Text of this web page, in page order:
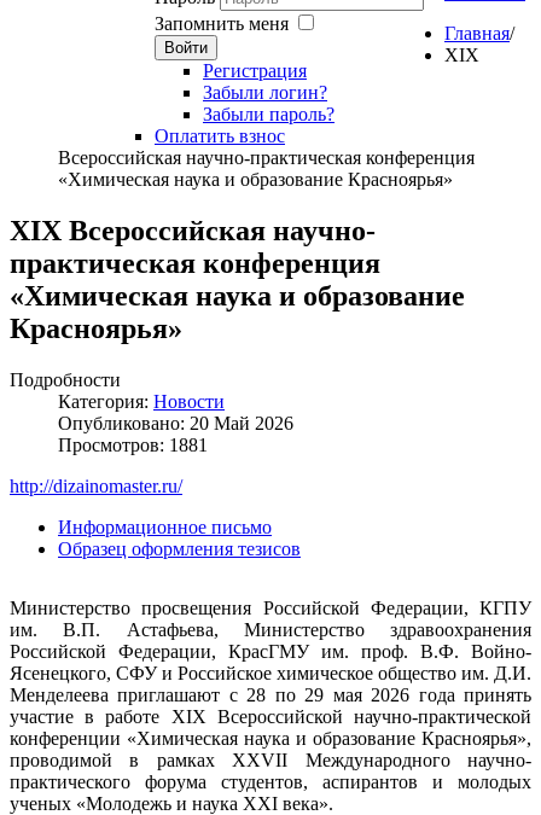
Запомнить меня
Войти
Регистрация
Забыли логин?
Забыли пароль?
Оплатить взнос
Главная/
XIX
Всероссийская научно-практическая конференция
«Химическая наука и образование Красноярья»
XIX Всероссийская научно-
практическая конференция
«Химическая наука и образование
Красноярья»
Подробности
Категория: Новости
Опубликовано: 20 Май 2026
Просмотров: 1881
http://dizainomaster.ru/
Информационное письмо
Образец оформления тезисов
Министерство просвещения Российской Федерации, КГПУ
им. В.П. Астафьева, Министерство здравоохранения
Российской Федерации, КрасГМУ им. проф. В.Ф. Войно-
Ясенецкого, СФУ и Российское химическое общество им. Д.И.
Менделеева приглашают с 28 по 29 мая 2026 года принять
участие в работе XIX Всероссийской научно-практической
конференции «Химическая наука и образование Красноярья»,
проводимой в рамках XXVII Международного научно-
практического форума студентов, аспирантов и молодых
ученых «Молодежь и наука XXI века».